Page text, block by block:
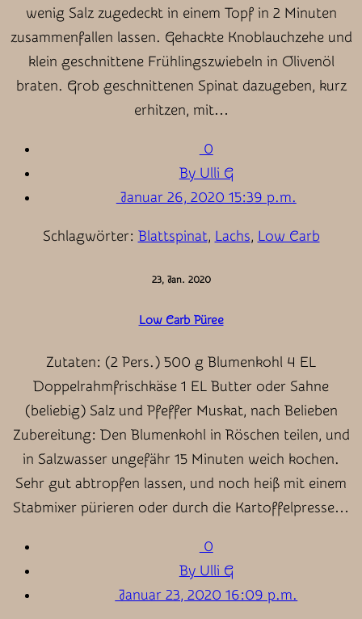
wenig Salz zugedeckt in einem Topf in 2 Minuten
zusammenfallen lassen. Gehackte Knoblauchzehe und
klein geschnittene Frühlingszwiebeln in Olivenöl
braten. Grob geschnittenen Spinat dazugeben, kurz
erhitzen, mit…
0
By Ulli G
Januar 26, 2020 15:39 p.m.
Schlagwörter: Blattspinat, Lachs, Low Carb
23, Jan. 2020
Low Carb Püree
Zutaten: (2 Pers.) 500 g Blumenkohl 4 EL
Doppelrahmfrischkäse 1 EL Butter oder Sahne
(beliebig) Salz und Pfeffer Muskat, nach Belieben
Zubereitung: Den Blumenkohl in Röschen teilen, und
in Salzwasser ungefähr 15 Minuten weich kochen.
Sehr gut abtropfen lassen, und noch heiß mit einem
Stabmixer pürieren oder durch die Kartoffelpresse…
0
By Ulli G
Januar 23, 2020 16:09 p.m.